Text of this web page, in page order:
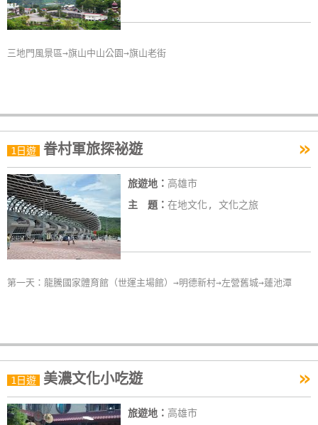
三地門風景區→旗山中山公園→旗山老街
1日遊 眷村軍旅探祕遊 »
旅遊地： 高雄市
主 題： 在地文化, 文化之旅
第一天：龍騰國家體育館（世運主場館）→明德新村→左營舊城→蓮池潭
1日遊 美濃文化小吃遊 »
旅遊地： 高雄市